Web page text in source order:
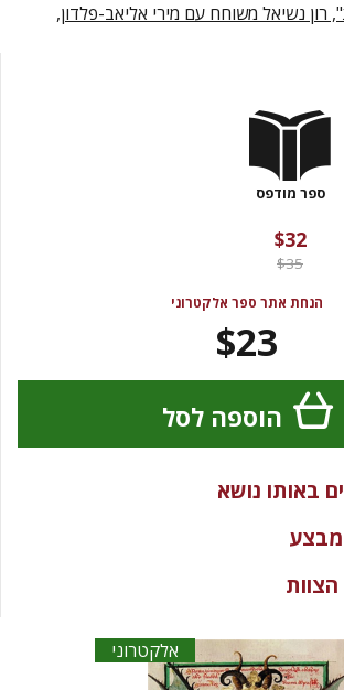
אלקטרוני
רון נשיאל משוחח עם מירי אליאב-פלדון,
ספר מודפס
$32
$35
הנחת אתר ספר אלקטרוני
$23
הוספה לסל
באותו נושא